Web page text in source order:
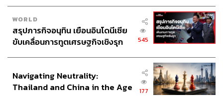
WORLD
สรุปภารกิจอนุทิน เยือนอินโดนีเซีย
ขับเคลื่อนการทูตเศรษฐกิจเชิงรุก
545
Navigating Neutrality:
Thailand and China in the Age
177